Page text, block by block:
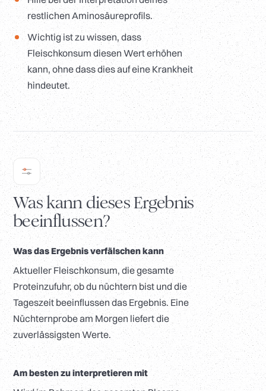
restlichen Aminosäureprofils.
Wichtig ist zu wissen, dass
Fleischkonsum diesen Wert erhöhen
kann, ohne dass dies auf eine Krankheit
hindeutet.
Was kann dieses Ergebnis
beeinflussen?
Was das Ergebnis verfälschen kann
Aktueller Fleischkonsum, die gesamte
Proteinzufuhr, ob du nüchtern bist und die
Tageszeit beeinflussen das Ergebnis. Eine
Nüchternprobe am Morgen liefert die
zuverlässigsten Werte.
Am besten zu interpretieren mit